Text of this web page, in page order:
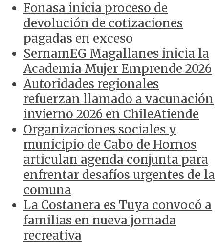
Fonasa inicia proceso de
devolución de cotizaciones
pagadas en exceso
SernamEG Magallanes inicia la
Academia Mujer Emprende 2026
Autoridades regionales
refuerzan llamado a vacunación
invierno 2026 en ChileAtiende
Organizaciones sociales y
municipio de Cabo de Hornos
articulan agenda conjunta para
enfrentar desafíos urgentes de la
comuna
La Costanera es Tuya convocó a
familias en nueva jornada
recreativa